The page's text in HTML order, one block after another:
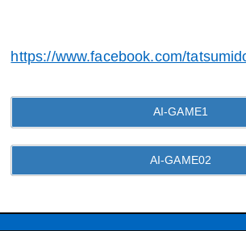
https://www.facebook.com/
AI-GAME1
AI-GAME02